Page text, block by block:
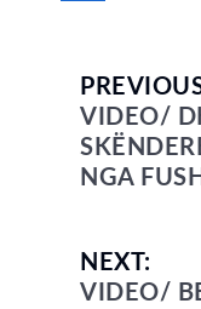
VIDEO/
NGA
NEXT:
VIDEO/